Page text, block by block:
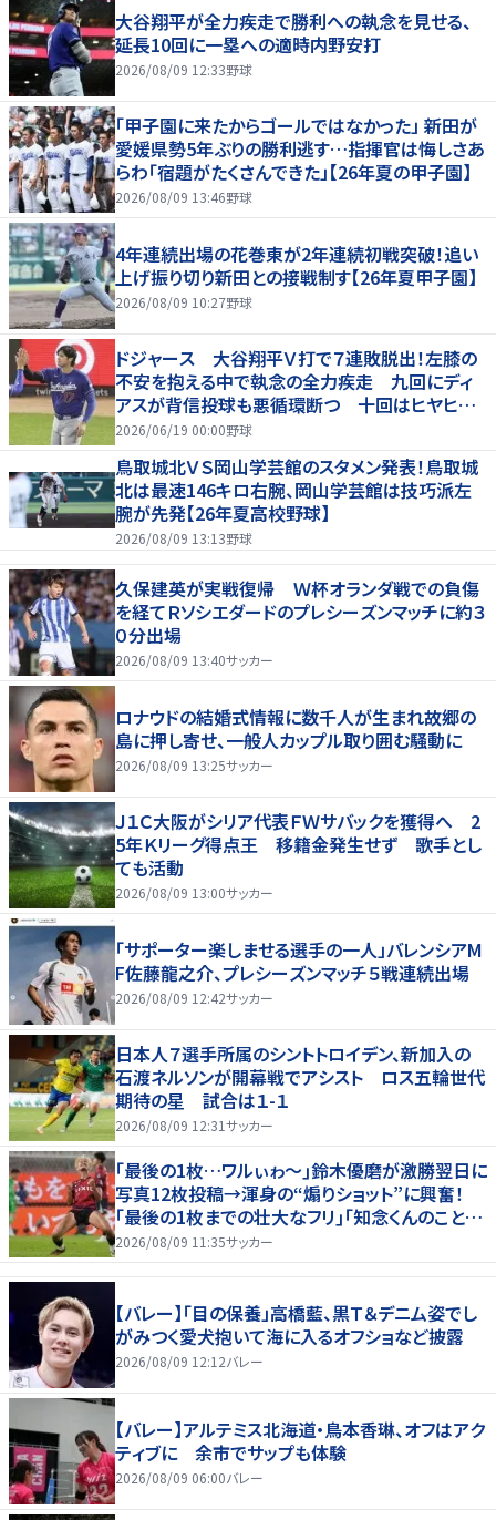
大谷翔平が全力疾走で勝利への執念を見せる、
延長10回に一塁への適時内野安打
2026/08/09 12:33野球
「甲子園に来たからゴールではなかった」 新田が
愛媛県勢5年ぶりの勝利逃す…指揮官は悔しさあ
らわ「宿題がたくさんできた」【26年夏の甲子園】
2026/08/09 13:46野球
4年連続出場の花巻東が2年連続初戦突破！追い
上げ振り切り新田との接戦制す【26年夏甲子園】
2026/08/09 10:27野球
ドジャース 大谷翔平Ｖ打で７連敗脱出！左膝の
不安を抱える中で執念の全力疾走 九回にディ
アスが背信投球も悪循環断つ 十回はヒヤヒヤ
もリード守る
2026/06/19 00:00野球
鳥取城北ＶＳ岡山学芸館のスタメン発表！鳥取城
北は最速146キロ右腕、岡山学芸館は技巧派左
腕が先発【26年夏高校野球】
2026/08/09 13:13野球
久保建英が実戦復帰 Ｗ杯オランダ戦での負傷
を経てＲソシエダードのプレシーズンマッチに約３
０分出場
2026/08/09 13:40サッカー
ロナウドの結婚式情報に数千人が生まれ故郷の
島に押し寄せ、一般人カップル取り囲む騒動に
2026/08/09 13:25サッカー
Ｊ１Ｃ大阪がシリア代表ＦＷサバックを獲得へ 2
5年Ｋリーグ得点王 移籍金発生せず 歌手とし
ても活動
2026/08/09 13:00サッカー
「サポーター楽しませる選手の一人」バレンシアM
F佐藤龍之介、プレシーズンマッチ５戦連続出場
2026/08/09 12:42サッカー
日本人７選手所属のシントトロイデン、新加入の
石渡ネルソンが開幕戦でアシスト ロス五輪世代
期待の星 試合は１-１
2026/08/09 12:31サッカー
｢最後の1枚…ワルぃゎ〜｣鈴木優磨が激勝翌日に
写真12枚投稿→渾身の“煽りショット”に興奮！
｢最後の1枚までの壮大なフリ｣｢知念くんのことど
んだけ好きなんよｗ｣
2026/08/09 11:35サッカー
【バレー】「目の保養」高橋藍、黒Ｔ＆デニム姿でし
がみつく愛犬抱いて海に入るオフショなど披露
2026/08/09 12:12バレー
【バレー】アルテミス北海道・鳥本香琳、オフはアク
ティブに 余市でサップも体験
2026/08/09 06:00バレー